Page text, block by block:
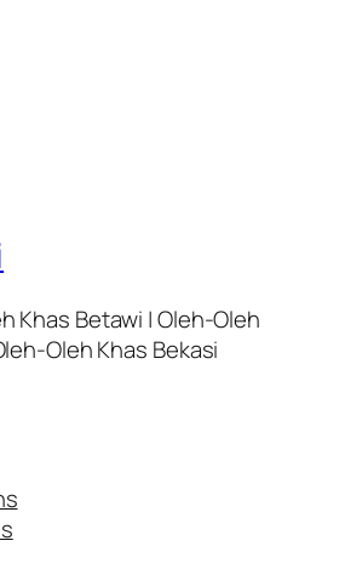
Khas Betawi | Oleh-Oleh
Oleh Khas Bekasi